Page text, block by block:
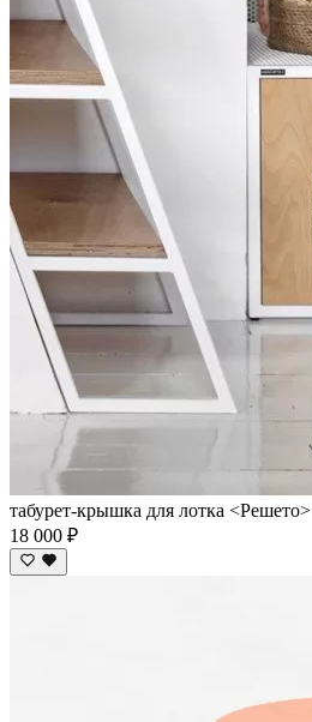
табурет-крышка для лотка <Решето>
18 000 ₽